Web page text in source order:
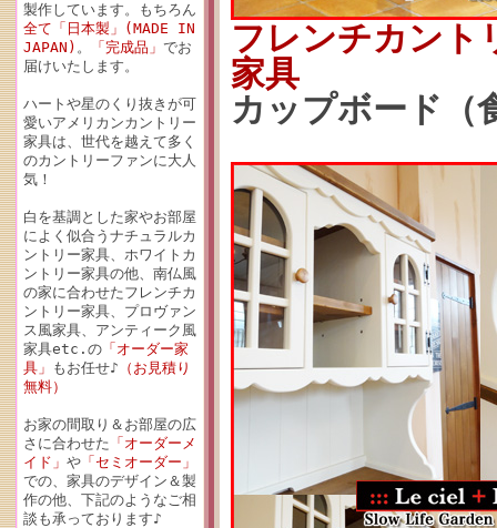
製作しています。もちろん
全て「日本製」(MADE IN
JAPAN) 。 「完成品」 でお
届けいたします。
ハートや星のくり抜きが可
愛いアメリカンカントリー
家具は、世代を越えて多く
のカントリーファンに大人
気！
白を基調とした家やお部屋
によく似合うナチュラルカ
ントリー家具、ホワイトカ
ントリー家具の他、南仏風
の家に合わせたフレンチカ
ントリー家具、プロヴァン
ス風家具、アンティーク風
家具etc.の 「オーダー家
具」 もお任せ♪ （お見積り
無料）
お家の間取り＆お部屋の広
さに合わせた 「オーダーメ
イド」 や 「セミオーダー」
での、家具のデザイン＆製
作の他、下記のようなご相
談も承っております♪
フレンチカント
家具
カップボード